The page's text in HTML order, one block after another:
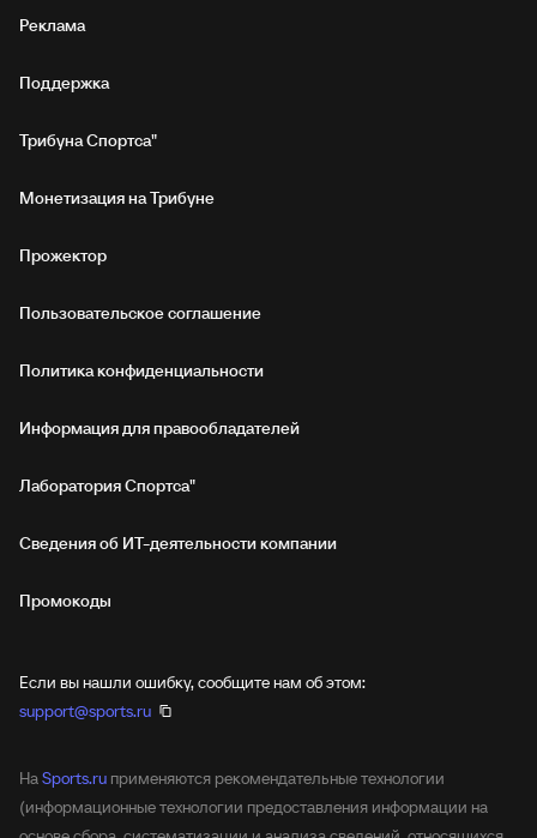
Реклама
Поддержка
Трибуна Спортса"
Монетизация на Трибуне
Прожектор
Пользовательское соглашение
Политика конфиденциальности
Информация для правообладателей
Лаборатория Спортса"
Сведения об ИТ‑деятельности компании
Промокоды
Если вы нашли ошибку, сообщите нам об этом:
support@sports.ru
НаSports.ru применяются рекомендательные технологии
(информационные технологии предоставления информации на